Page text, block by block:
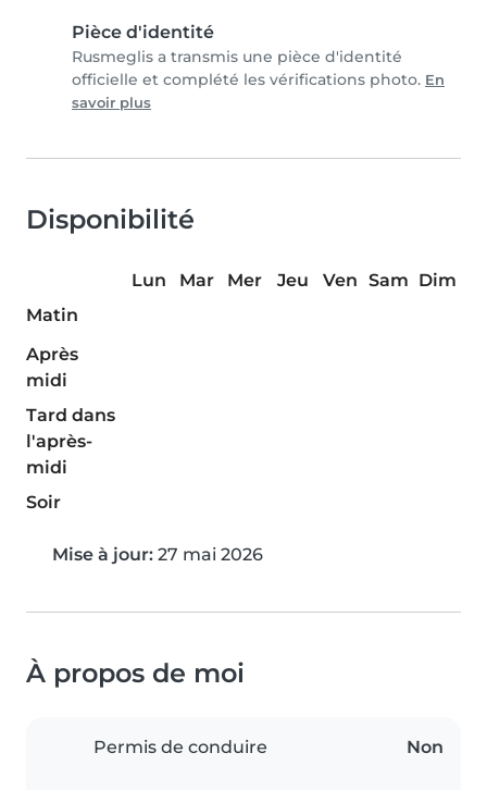
Pièce d'identité
Rusmeglis a transmis une pièce d'identité
officielle et complété les vérifications photo. En
savoir plus
Disponibilité
Lun Mar Mer Jeu Ven Sam Dim
Matin
Après
midi
Tard dans
l'après-
midi
Soir
Mise à jour: 27 mai 2026
À propos de moi
Permis de conduire Non